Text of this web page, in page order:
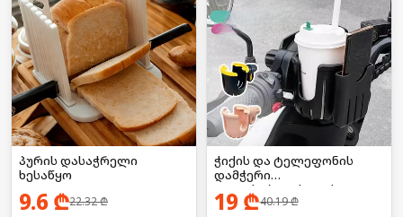
პურის დასაჭრელი
ხესაწყო
9.6 ₾22.32₾
ჭიქის და ტელეფონის
დამჭერი
ველოსიპედისთვის
19 ₾40.19₾